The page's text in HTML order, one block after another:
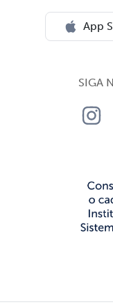
App
SIGA